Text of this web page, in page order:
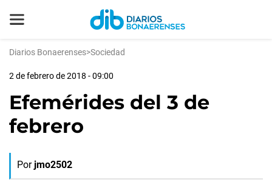
Diarios Bonaerenses>Sociedad
2 de febrero de 2018 - 09:00
Efemérides del 3 de
febrero
Por jmo2502